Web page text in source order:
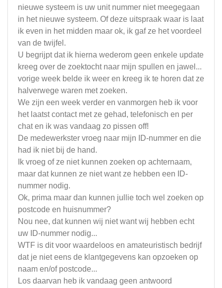
nieuwe systeem is uw unit nummer niet meegegaan
in het nieuwe systeem. Of deze uitspraak waar is laat
ik even in het midden maar ok, ik gaf ze het voordeel
van de twijfel.
U begrijpt dat ik hierna wederom geen enkele update
kreeg over de zoektocht naar mijn spullen en jawel...
vorige week belde ik weer en kreeg ik te horen dat ze
halverwege waren met zoeken.
We zijn een week verder en vanmorgen heb ik voor
het laatst contact met ze gehad, telefonisch en per
chat en ik was vandaag zo pissen off!
De medewerkster vroeg naar mijn ID-nummer en die
had ik niet bij de hand.
Ik vroeg of ze niet kunnen zoeken op achternaam,
maar dat kunnen ze niet want ze hebben een ID-
nummer nodig.
Ok, prima maar dan kunnen jullie toch wel zoeken op
postcode en huisnummer?
Nou nee, dat kunnen wij niet want wij hebben echt
uw ID-nummer nodig...
WTF is dit voor waardeloos en amateuristisch bedrijf
dat je niet eens de klantgegevens kan opzoeken op
naam en/of postcode...
Los daarvan heb ik vandaag geen antwoord